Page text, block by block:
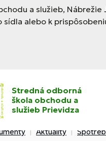
a služieb,
alebo k
Stredná odborná
škola obchodu a
služieb Prievidza
Aktuality